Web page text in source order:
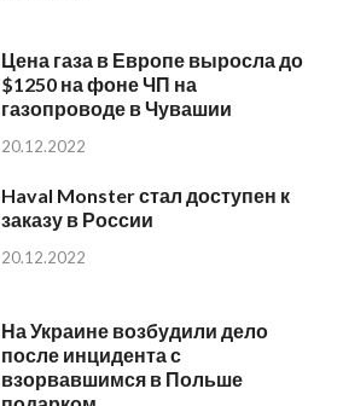
Цена газа в Европе выросла до
$1250 на фоне ЧП на
газопроводе в Чувашии
20.12.2022
Haval Monster стал доступен к
заказу в России
20.12.2022
На Украине возбудили дело
после инцидента с
взорвавшимся в Польше